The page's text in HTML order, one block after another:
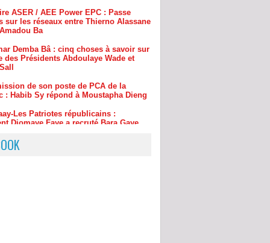
Demba Bâ : cinq choses à savoir sur
des Présidents Abdoulaye Wade et
de son poste de PCA de la
: Habib Sy répond à Moustapha Dieng
Diomaye Faye a recruté Bara Gaye